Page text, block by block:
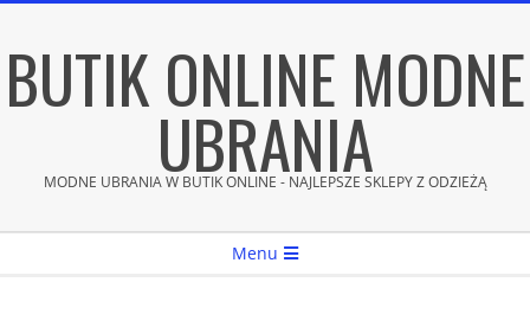
content
BUTIK ONLINE MODNE
UBRANIA
MODNE UBRANIA W BUTIK ONLINE - NAJLEPSZE SKLEPY Z ODZIEŻĄ
Menu